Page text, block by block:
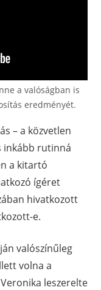
a valóságban is
eredményét.
– a közvetlen
inkább rutinná
a kitartó
ígéret
hivatkozott
e.
valószínűleg
volna a
leszerelte